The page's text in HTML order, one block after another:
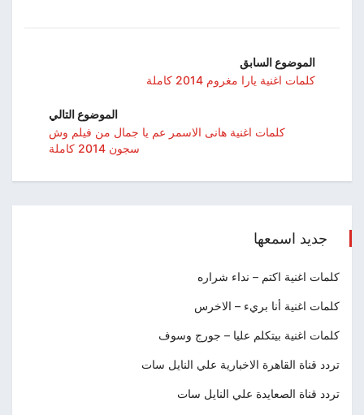
الموضوع السابق
كلمات اغنية يارا مغروم 2014 كاملة
الموضوع التالي
كلمات اغنية هانى الاسمر عم يا جمال من فيلم وش
سجون 2014 كاملة
جديد اسمعها
كلمات اغنية اكتم – نداء شراره
كلمات اغنية أنا بريء – الاخرس
كلمات اغنية بيتكلم عليا – جورج وسوف
تردد قناة القاهرة الاخبارية علي النايل سات
تردد قناة الصعايدة علي النايل سات